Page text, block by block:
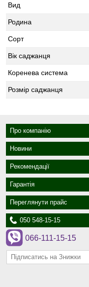
Вид
Родина
Сорт
Вік саджанця
Коренева система
Розмір саджанця
Про компанію
Новини
Рекомендації
Гарантія
Переглянути прайс
050 548-15-15
066-111-15-15